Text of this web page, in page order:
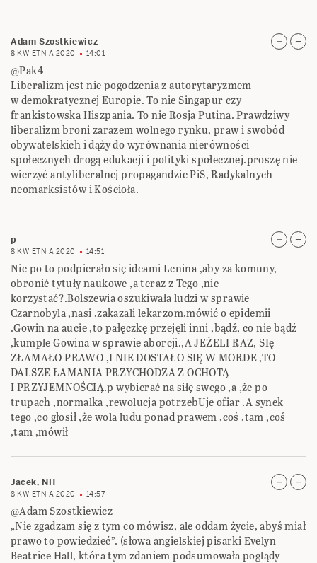
Adam Szostkiewicz
8 KWIETNIA 2020 14:01
@Pak4
Liberalizm jest nie pogodzenia z autorytaryzmem
w demokratycznej Europie. To nie Singapur czy
frankistowska Hiszpania. To nie Rosja Putina. Prawdziwy
liberalizm broni zarazem wolnego rynku, praw i swobód
obywatelskich i dąży do wyrównania nierówności
społecznych drogą edukacji i polityki społecznej.proszę nie
wierzyć antyliberalnej propagandzie PiS, Radykalnych
neomarksistów i Kościoła.
p
8 KWIETNIA 2020 14:51
Nie po to podpierało się ideami Lenina ,aby za komuny,
obronić tytuły naukowe ,a teraz z Tego ,nie
korzystać?.Bolszewia oszukiwała ludzi w sprawie
Czarnobyla ,nasi ,zakazali lekarzom,mówić o epidemii
.Gowin na aucie ,to pałęczkę przejęli inni ,bądź, co nie bądź
,kumple Gowina w sprawie aborcji.,A JEŻELI RAZ, SIę
ZŁAMAŁO PRAWO ,I NIE DOSTAŁO SIĘ W MORDE ,TO
DALSZE ŁAMANIA PRZYCHODZA Z OCHOTĄ
I PRZYJEMNOŚCIĄ.p wybierać na siłę swego ,a ,że po
trupach ,normalka ,rewolucja potrzebUje ofiar .A synek
tego ,co głosił ,że wola ludu ponad prawem ,coś ,tam ,coś
,tam ,mówił
Jacek, NH
8 KWIETNIA 2020 14:57
@Adam Szostkiewicz
„Nie zgadzam się z tym co mówisz, ale oddam życie, abyś miał
prawo to powiedzieć”. (słowa angielskiej pisarki Evelyn
Beatrice Hall, która tym zdaniem podsumowała poglądy